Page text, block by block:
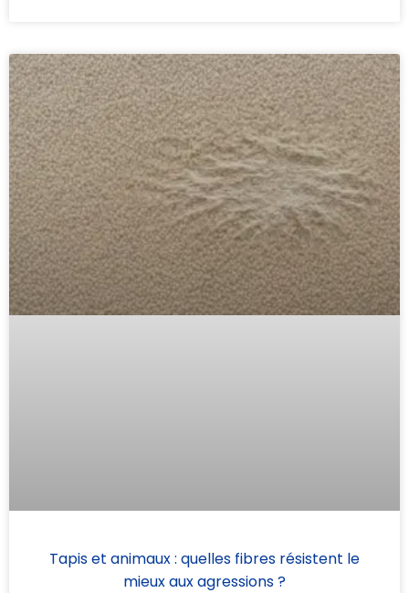
Tapis et animaux : quelles fibres résistent le
mieux aux agressions ?